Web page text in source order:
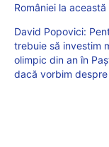
României la
David Popovici:
trebuie să investim
olimpic din an în
dacă vorbim despre